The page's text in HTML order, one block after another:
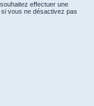
effectuer une
vous ne désactivez pas